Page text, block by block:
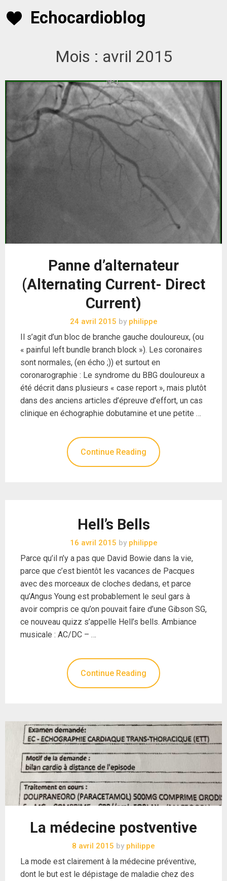
Echocardioblog
Mois : avril 2015
Panne d’alternateur
(Alternating Current- Direct
Current)
24 avril 2015 byphilippe
Il s’agit d’un bloc de branche gauche douloureux, (ou
« painful left bundle branch block »). Les coronaires
sont normales, (en écho ;)) et surtout en
coronarographie : Le syndrome du BBG douloureux a
été décrit dans plusieurs « case report », mais plutôt
dans des anciens articles d’épreuve d’effort, un cas
clinique en échographie dobutamine et une petite …
Continue Reading
Hell’s Bells
16 avril 2015 byphilippe
Parce qu’il n’y a pas que David Bowie dans la vie,
parce que c’est bientôt les vacances de Pacques
avec des morceaux de cloches dedans, et parce
qu’Angus Young est probablement le seul gars à
avoir compris ce qu’on pouvait faire d’une Gibson SG,
ce nouveau quizz s’appelle Hell’s bells. Ambiance
musicale : AC/DC – …
Continue Reading
La médecine postventive
8 avril 2015 by philippe
La mode est clairement à la médecine préventive,
dont le but est le dépistage de maladie chez des